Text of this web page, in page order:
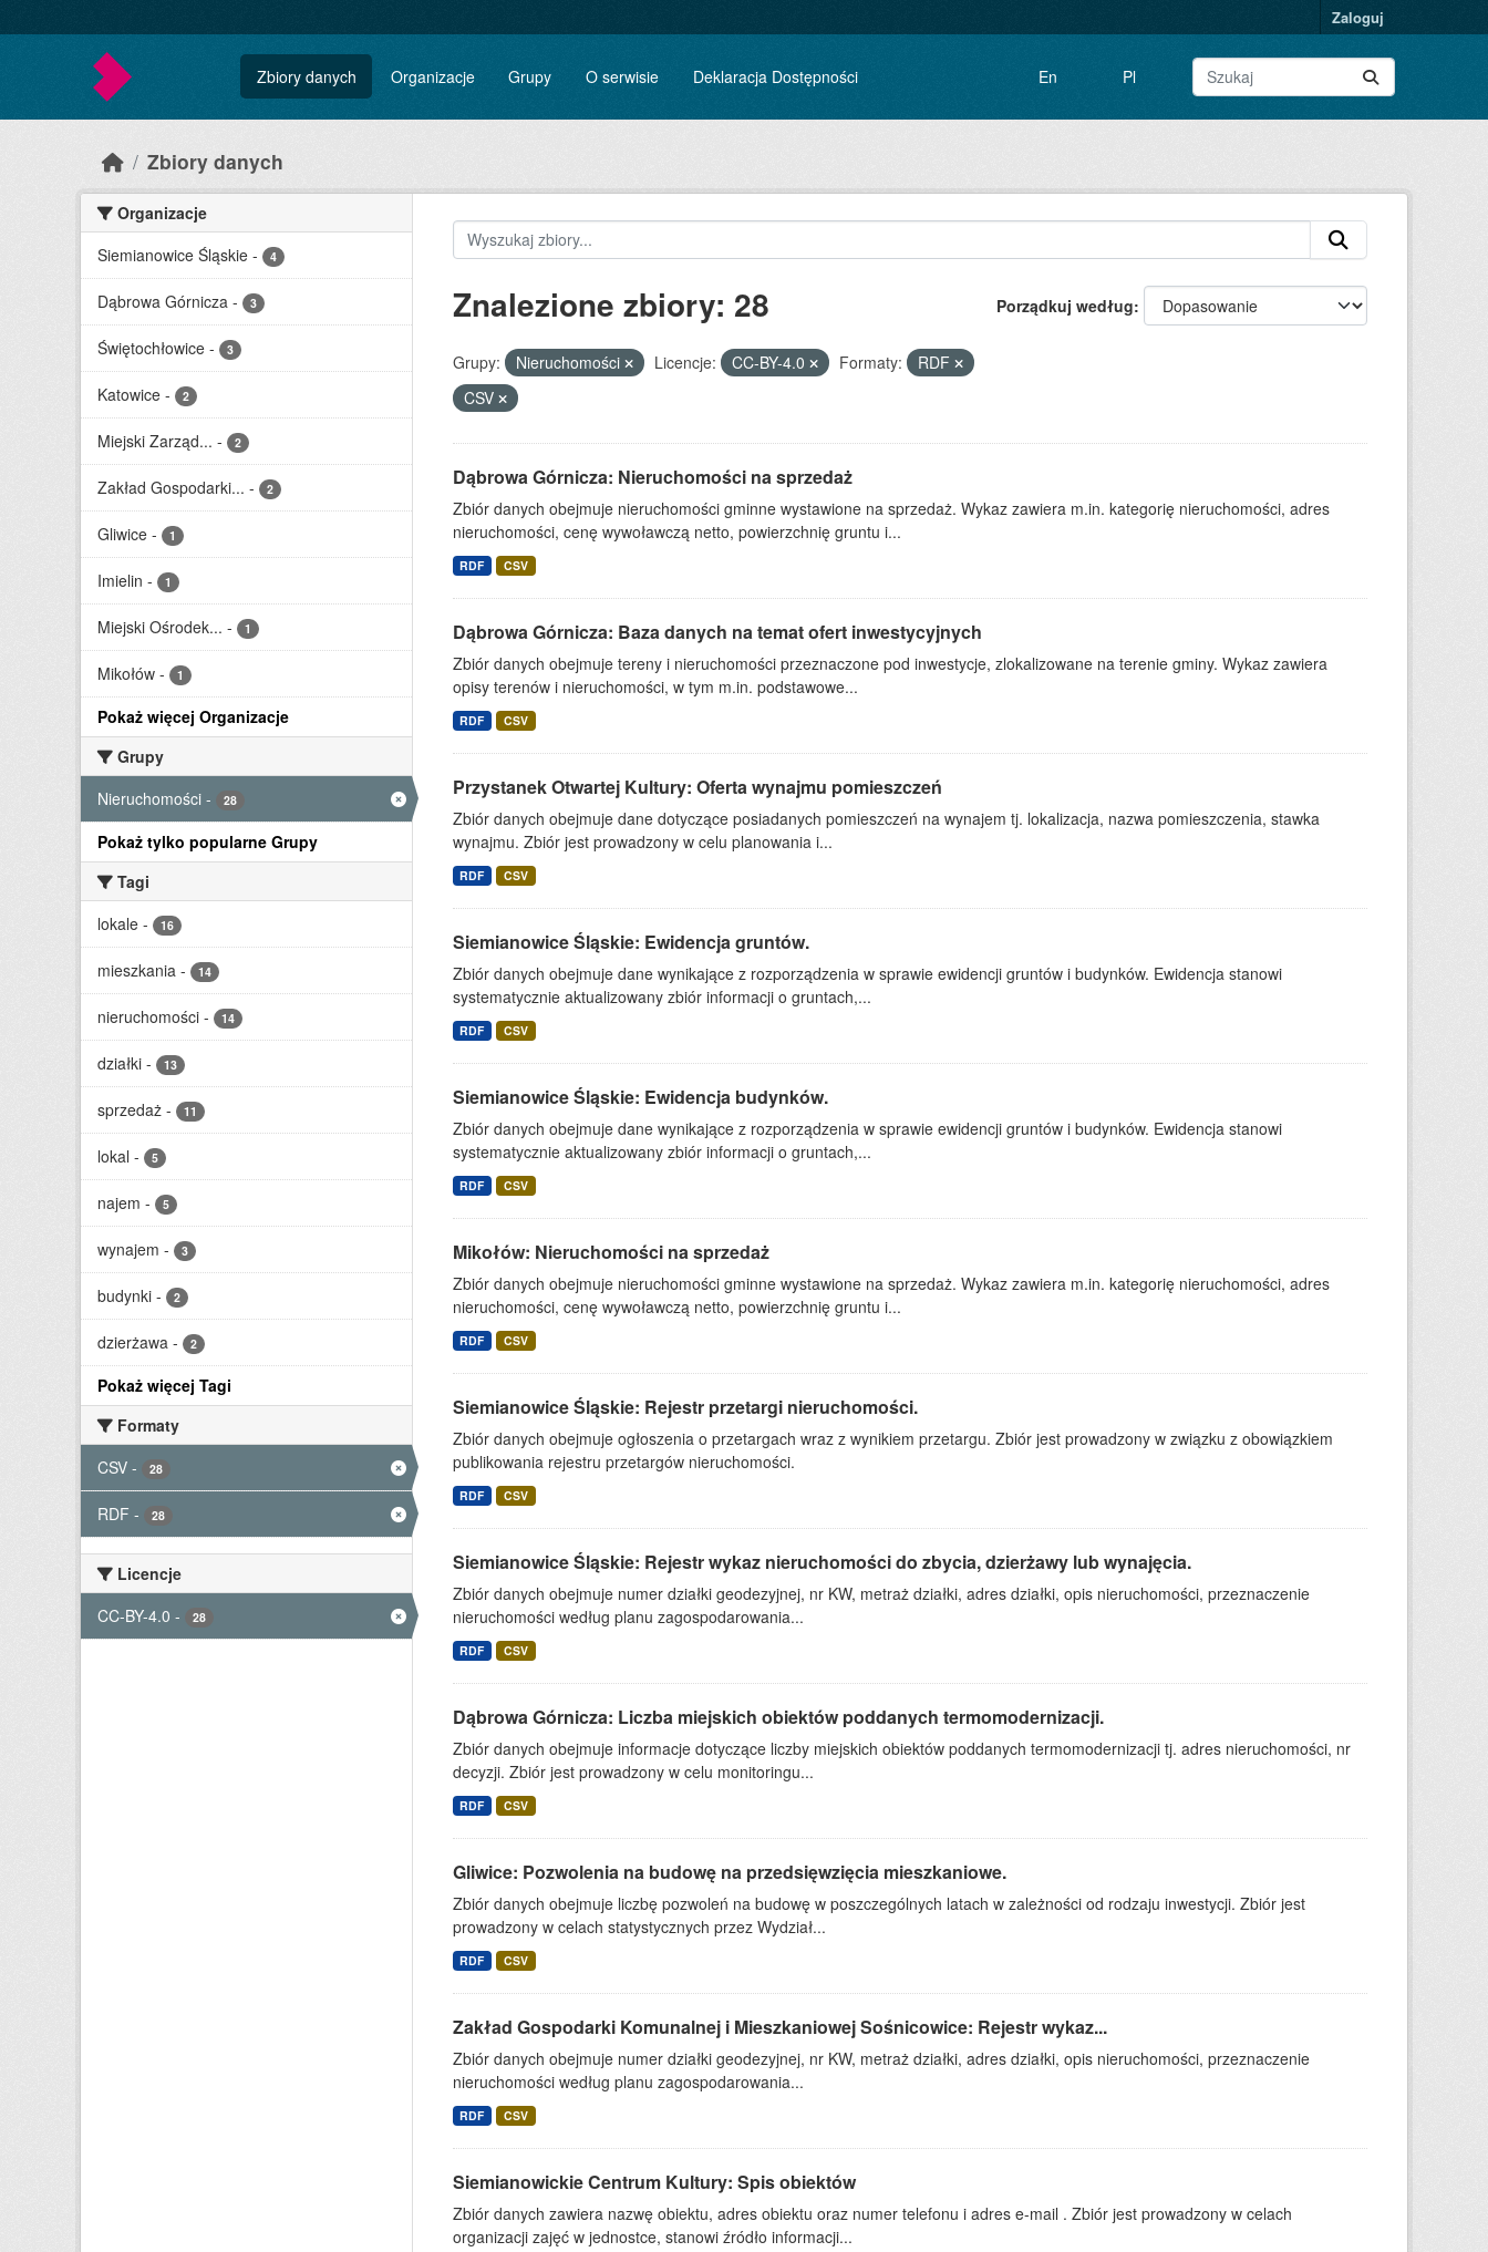
Zaloguj
Zbiory danych Organizacje Grupy O serwisie Deklaracja Dostępności En Pl
Zbiory danych
Organizacje
Siemianowice Śląskie - 4
Dąbrowa Górnicza - 3
Świętochłowice - 3
Katowice - 2
Miejski Zarząd... - 2
Zakład Gospodarki... - 2
Gliwice - 1
Imielin - 1
Miejski Ośrodek... - 1
Mikołów - 1
Pokaż więcej Organizacje
Grupy
Nieruchomości - 28
Pokaż tylko popularne Grupy
Tagi
lokale - 16
mieszkania - 14
nieruchomości - 14
działki - 13
sprzedaż - 11
lokal - 5
najem - 5
wynajem - 3
budynki - 2
dzierżawa - 2
Pokaż więcej Tagi
Formaty
CSV - 28
RDF - 28
Licencje
CC-BY-4.0 - 28
Porządkuj według
Znalezione zbiory: 28
Grupy: Nieruchomości Licencje: CC-BY-4.0 Formaty:
RDF
CSV
Dąbrowa Górnicza: Nieruchomości na sprzedaż
Zbiór danych obejmuje nieruchomości gminne wystawione na sprzedaż. Wykaz zawiera m.in. kategorię nieruchomości, adres
nieruchomości, cenę wywoławczą netto, powierzchnię gruntu i...
RDF CSV
Dąbrowa Górnicza: Baza danych na temat ofert inwestycyjnych
Zbiór danych obejmuje tereny i nieruchomości przeznaczone pod inwestycje, zlokalizowane na terenie gminy. Wykaz zawiera
opisy terenów i nieruchomości, w tym m.in. podstawowe...
RDF CSV
Przystanek Otwartej Kultury: Oferta wynajmu pomieszczeń
Zbiór danych obejmuje dane dotyczące posiadanych pomieszczeń na wynajem tj. lokalizacja, nazwa pomieszczenia, stawka
wynajmu. Zbiór jest prowadzony w celu planowania i...
RDF CSV
Siemianowice Śląskie: Ewidencja gruntów.
Zbiór danych obejmuje dane wynikające z rozporządzenia w sprawie ewidencji gruntów i budynków. Ewidencja stanowi
systematycznie aktualizowany zbiór informacji o gruntach,...
RDF CSV
Siemianowice Śląskie: Ewidencja budynków.
Zbiór danych obejmuje dane wynikające z rozporządzenia w sprawie ewidencji gruntów i budynków. Ewidencja stanowi
systematycznie aktualizowany zbiór informacji o gruntach,...
RDF CSV
Mikołów: Nieruchomości na sprzedaż
Zbiór danych obejmuje nieruchomości gminne wystawione na sprzedaż. Wykaz zawiera m.in. kategorię nieruchomości, adres
nieruchomości, cenę wywoławczą netto, powierzchnię gruntu i...
RDF CSV
Siemianowice Śląskie: Rejestr przetargi nieruchomości.
Zbiór danych obejmuje ogłoszenia o przetargach wraz z wynikiem przetargu. Zbiór jest prowadzony w związku z obowiązkiem
publikowania rejestru przetargów nieruchomości.
RDF CSV
Siemianowice Śląskie: Rejestr wykaz nieruchomości do zbycia, dzierżawy lub wynajęcia.
Zbiór danych obejmuje numer działki geodezyjnej, nr KW, metraż działki, adres działki, opis nieruchomości, przeznaczenie
nieruchomości według planu zagospodarowania...
RDF CSV
Dąbrowa Górnicza: Liczba miejskich obiektów poddanych termomodernizacji.
Zbiór danych obejmuje informacje dotyczące liczby miejskich obiektów poddanych termomodernizacji tj. adres nieruchomości, nr
decyzji. Zbiór jest prowadzony w celu monitoringu...
RDF CSV
Gliwice: Pozwolenia na budowę na przedsięwzięcia mieszkaniowe.
Zbiór danych obejmuje liczbę pozwoleń na budowę w poszczególnych latach w zależności od rodzaju inwestycji. Zbiór jest
prowadzony w celach statystycznych przez Wydział...
RDF CSV
Zakład Gospodarki Komunalnej i Mieszkaniowej Sośnicowice: Rejestr wykaz...
Zbiór danych obejmuje numer działki geodezyjnej, nr KW, metraż działki, adres działki, opis nieruchomości, przeznaczenie
nieruchomości według planu zagospodarowania...
RDF CSV
Siemianowickie Centrum Kultury: Spis obiektów
Zbiór danych zawiera nazwę obiektu, adres obiektu oraz numer telefonu i adres e-mail . Zbiór jest prowadzony w celach
organizacji zajęć w jednostce, stanowi źródło informacji...